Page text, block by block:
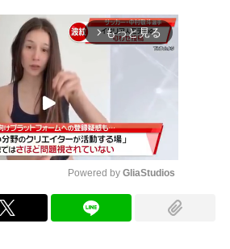
arrow_forward_ios もっと見る
Powered by GliaStudios